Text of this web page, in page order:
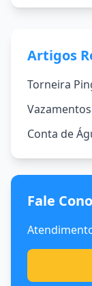
Artigos
Torneira
Conta de
Fale